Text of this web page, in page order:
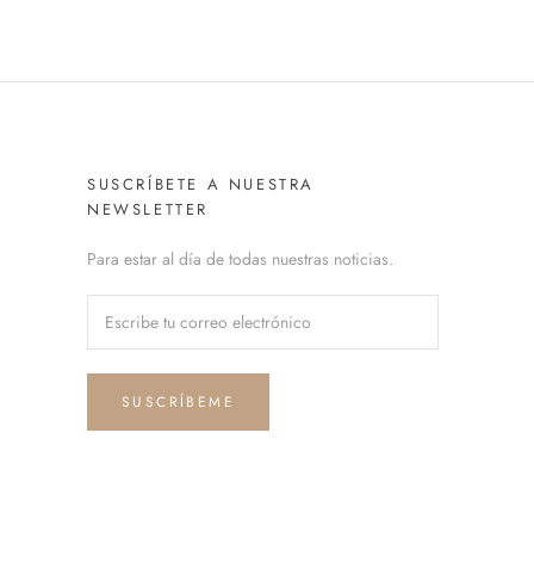
SUSCRÍBETE A NUESTRA
NEWSLETTER
Para estar al día de todas nuestras noticias.
SUSCRÍBEME